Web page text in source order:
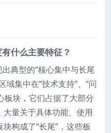
什么主要特征？
典型的“核心集中与长尾
域集中在“技术支持”、“问
板块，它们占据了大部分
量关于具体功能、使用
构成了“长尾”，这些板